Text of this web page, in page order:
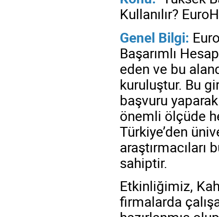
Kullanılır?
Genel Bilgi:
Başarımlı
eden ve bu
kuruluştur. Bu
başvuru yaparak
önemli ölçüde
Türkiye’den
araştırmacıları
sahiptir.
Etkinliğimiz,
firmalarda